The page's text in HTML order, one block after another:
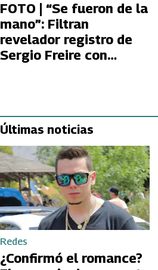
FOTO | “Se fueron de la
mano”: Filtran
revelador registro de
Sergio Freire con
Últimas noticias
Redes
¿Confirmó el romance?